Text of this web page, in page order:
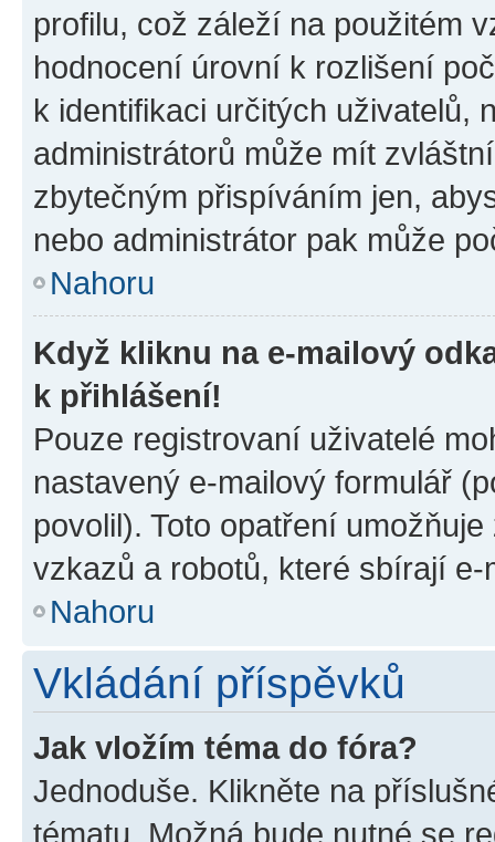
profilu, což záleží na použitém
hodnocení úrovní k rozlišení
k identifikaci určitých uživatelů,
administrátorů může mít
zbytečným přispíváním jen,
nebo administrátor pak může
Nahoru
Když kliknu na e-mailový
k přihlášení!
Pouze registrovaní uživatelé
nastavený e-mailový formulář
povolil). Toto opatření
vzkazů a robotů, které sbírají e-
Nahoru
Vkládání příspěvků
Jak vložím téma do fóra?
Jednoduše. Klikněte na
tématu. Možná bude nutné se